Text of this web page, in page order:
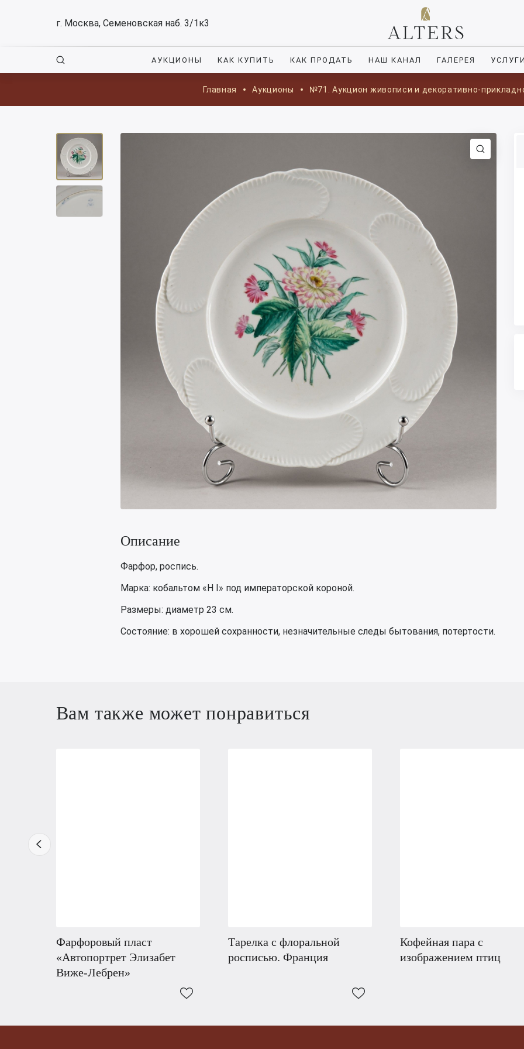
г. Москва, Семеновская наб. 3/1к3
АУКЦИОНЫ КАК КУПИТЬ КАК ПРОДАТЬ НАШ КАНАЛ ГАЛЕРЕЯ
Главная Аукционы №71. Аукцион живописи и декоративно-
Описание
Фарфор, роспись.
Марка: кобальтом «Н I» под императорской короной.
Размеры: диаметр 23 см.
Состояние: в хорошей сохранности, незначительные следы бытования, потертости.
Вам также может понравиться
Фарфоровый пласт
«Автопортрет Элизабет
Виже-Лебрен»
Тарелка с флоральной
росписью. Франция
Кофейная пара с
изображением птиц